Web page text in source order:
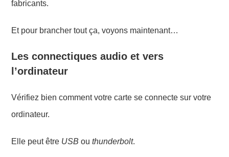
fabricants.
Et pour brancher tout ça, voyons maintenant…
Les connectiques audio et vers
l’ordinateur
Vérifiez bien comment votre carte se connecte sur votre
ordinateur.
Elle peut être USB outhunderbolt.